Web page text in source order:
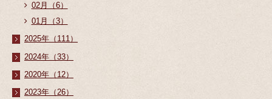
02月（6）
01月（3）
2025年（111）
2024年（33）
2020年（12）
2023年（26）